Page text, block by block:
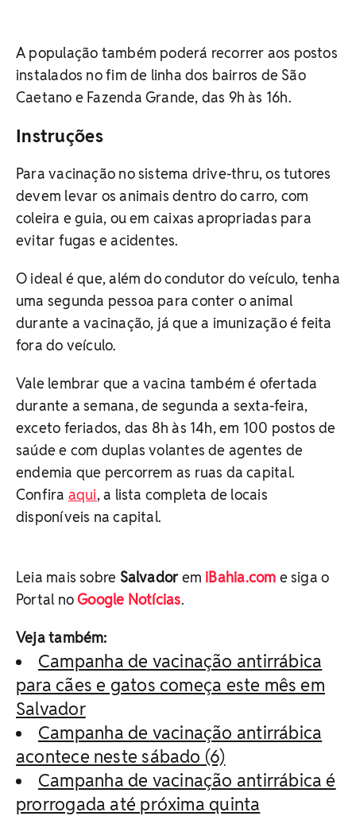
A população também poderá recorrer aos postos
instalados no fim de linha dos bairros de São
Caetano e Fazenda Grande, das 9h às 16h.
Instruções
Para vacinação no sistema drive-thru, os tutores
devem levar os animais dentro do carro, com
coleira e guia, ou em caixas apropriadas para
evitar fugas e acidentes.
O ideal é que, além do condutor do veículo, tenha
uma segunda pessoa para conter o animal
durante a vacinação, já que a imunização é feita
fora do veículo.
Vale lembrar que a vacina também é ofertada
durante a semana, de segunda a sexta-feira,
exceto feriados, das 8h às 14h, em 100 postos de
saúde e com duplas volantes de agentes de
endemia que percorrem as ruas da capital.
Confira aqui, a lista completa de locais
disponíveis na capital.
Leia mais sobre Salvadorem iBahia.com e siga o
Portal noGoogle Notícias.
Veja também:
Campanha de vacinação antirrábica
para cães e gatos começa este mês em
Salvador
Campanha de vacinação antirrábica
acontece neste sábado (6)
Campanha de vacinação antirrábica é
prorrogada até próxima quinta